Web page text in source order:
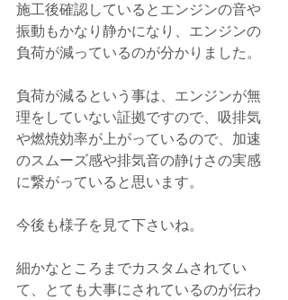
施工後確認しているとエンジンの音や
振動もかなり静かになり、エンジンの
負荷が減っているのが分かりました。
負荷が減るという事は、エンジンが無
理をしていない証拠ですので、吸排気
や燃焼効率が上がっているので、加速
のスムーズ感や排気音の静けさの実感
に繋がっていると思います。
今後も様子を見て下さいね。
細かなところまでカスタムされてい
て、とても大事にされているのが伝わ